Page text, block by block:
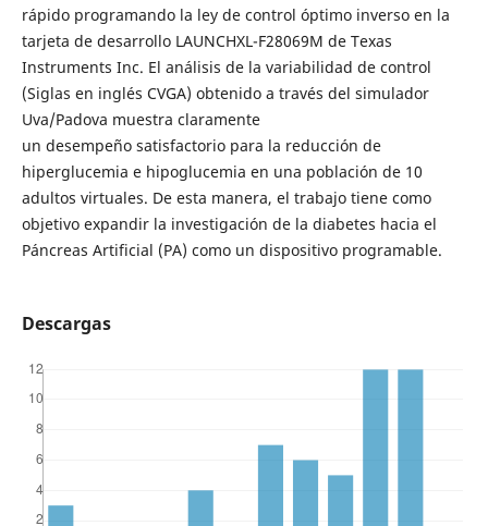
rápido programando la ley de control óptimo inverso en la
tarjeta de desarrollo LAUNCHXL-F28069M de Texas
Instruments Inc. El análisis de la variabilidad de control
(Siglas en inglés CVGA) obtenido a través del simulador
Uva/Padova muestra claramente
un desempeño satisfactorio para la reducción de
hiperglucemia e hipoglucemia en una población de 10
adultos virtuales. De esta manera, el trabajo tiene como
objetivo expandir la investigación de la diabetes hacia el
Páncreas Artificial (PA) como un dispositivo programable.
Descargas